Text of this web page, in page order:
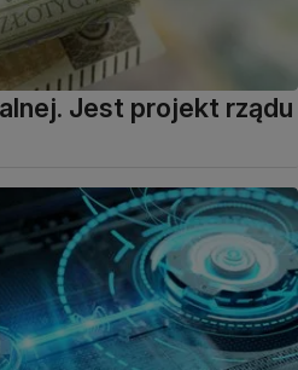
Jest projekt rządu